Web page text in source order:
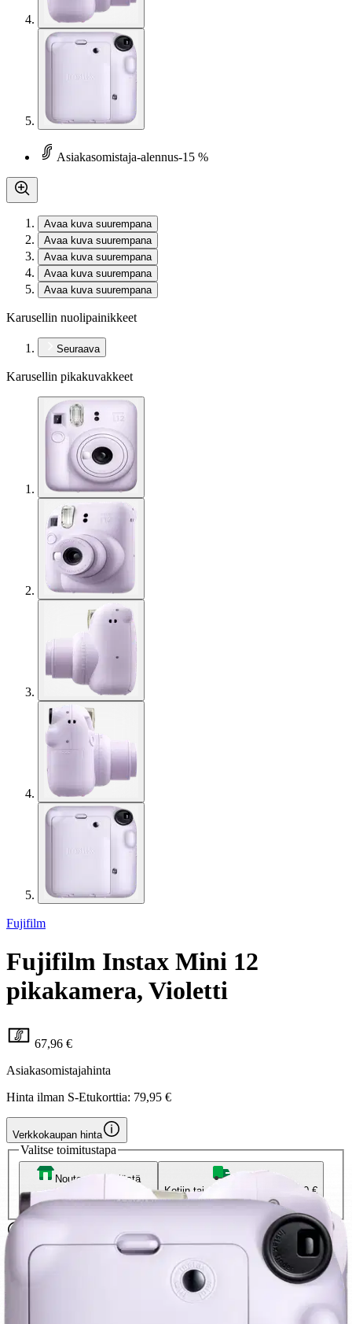
Asiakasomistaja-alennus-15 %
Avaa kuva suurempana
Avaa kuva suurempana
Avaa kuva suurempana
Avaa kuva suurempana
Avaa kuva suurempana
Karusellin nuolipainikkeet
Seuraava
Karusellin pikakuvakkeet
Fujifilm
Fujifilm Instax Mini 12
pikakamera, Violetti
67,96 €
Asiakasomistajahinta
Hinta ilman S-Etukorttia: 79,95 €
Verkkokaupan hinta
Valitse toimitustapa
Nouto myymälästä
Siirry valitsemaan myymälä
Kotiin tai noutopisteeseen
Alk. 0 €
Ilmainen toimitus yli 100 €:n tilauksille
Postin pakettiautomaattiin tai